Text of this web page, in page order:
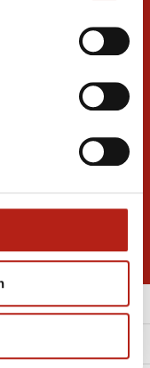
en
Inschrijven voor